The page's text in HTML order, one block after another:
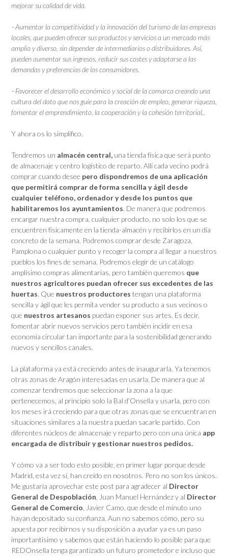
mejorar su calidad de vida.
–Aumentar la competitividad y la innovación del turismo de las empresas
locales, que pueden ofrecer sus productos y servicios a un mercado más
amplio y diverso, sin depender de intermediarios o distribuidores. Así,
pueden aumentar sus ingresos, reducir sus costes y adaptarse a las
demandas y preferencias de los consumidores.
–Favorecer el desarrollo económico y social de la comarca creando una
cultura del dato que nos guíe para la creación de empleo, generar riqueza,
fomentar el emprendimiento, la cooperación y la cohesión territorial..
Y ahora os lo simplifico.
Tendremos un almacén central, una tienda física que será punto
de almacenaje y centro logístico de reparto. Allí cada vecino podrá
comprar cuando desee pero dispondremos de una aplicación
que permitirá comprar de forma sencilla y ágil desde
cualquier teléfono, ordenador y desde los puntos que
habilitaremos los ayuntamientos. De manera que podremos
encargar nuestra compra, cualquier producto, no solo los que se
encuentren físicamente en la tienda-almacén y recibirlos en un día
concreto de la semana. Podremos comprar desde Zaragoza,
Pamplona o cualquier punto y recoger la compra al llegar a nuestros
pueblos los fines de semana. Podremos elegir de un catálogo
amplísimo compras alimentarias, pero también queremos que
nuestros agricultores puedan ofrecer sus excedentes de las
huertas. Que nuestros productores tengan una plataforma
sencilla y ágil que les permita vender su producto a sus vecinos o
que nuestros artesanos puedan exponer sus artes. Es decir,
fomentar abrir nuevos servicios pero también incidir en esa
economía circular tan importante para la sostenibilidad generando
nuevos y sencillos canales.
La plataforma ya está creciendo antes de inaugurarla. Ya tenemos
otras zonas de Aragón interesadas en usarla. De manera que al
comenzar tendremos que seleccionar la zona a la que
pertenecemos, al principio solo la Bal d’Onsella y usarla, pero con
los meses irá creciendo para que otras zonas que se encuentran en
situaciones similares a la nuestra puedan sacarle partido. Con
diferentes núcleos de almacenaje y reparto pero con una única app
encargada de distribuir y gestionar nuestros pedidos.
Y cómo va a ser todo esto posible, en primer lugar porque desde
Madrid, esta vez sí, han creído en nosotros. Pero no son los únicos.
Me gustaría aprovechar este post para agradecer al Director
General de Despoblación , Juan Manuel Hernández y al Director
General de Comercio , Javier Camo, que desde el minuto uno
hayan depositado su confianza. Aun no sabemos cómo, pero su
apuesta por recibirnos y su disposición a ayudar ya es un paso
importantísimo y sabemos que están haciendo lo posible para que
REDOnsella tenga garantizado un futuro prometedor e incluso que